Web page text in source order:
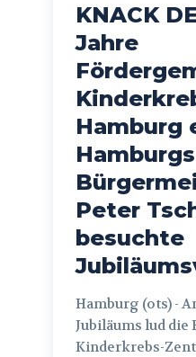
KNACK
Jahre
Hamburg
Peter
besuchte
Hamburg (ots) - Anlässlich ihres 50.
Jubiläums lud
Kinderkrebs-